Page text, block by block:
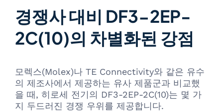
경쟁사 대비 DF3-2EP-
2C(10)의 차별화된 강점
모렉스(Molex)나 TE Connectivity와 같은 유수
의 제조사에서 제공하는 유사 제품군과 비교했
을 때, 히로세 전기의 DF3-2EP-2C(10)는 몇 가
지 두드러진 경쟁 우위를 제공합니다.